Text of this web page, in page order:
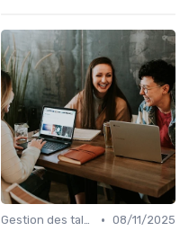
Gestion des talents IT • 08/11/2025